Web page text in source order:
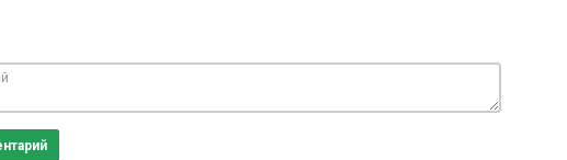
оперативника вникнуть в детали нераскрытых громких преступлений. Выйдя
авторитета Креста, Виктор получает шокирующую зацепку: ниточки от
к правоохранительным органам. Кто сможет пролить свет на этот заговор –
#Фильмы